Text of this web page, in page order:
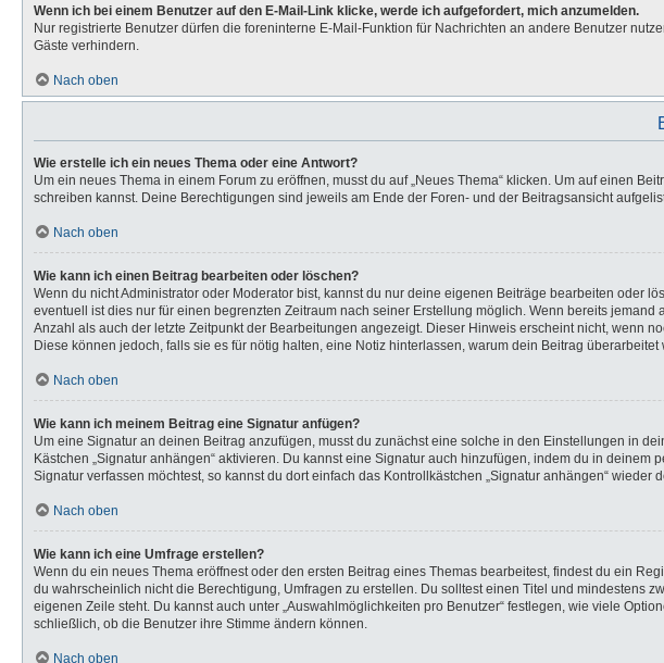
Wenn ich bei einem Benutzer auf den E-Mail-Link klicke, werde ich aufgefordert, mich anzumelden.
Nur registrierte Benutzer dürfen die foreninterne E-Mail-Funktion für Nachrichten an andere Benutzer
Gäste verhindern.
Nach oben
Wie erstelle ich ein neues Thema oder eine Antwort?
Um ein neues Thema in einem Forum zu eröffnen, musst du auf „Neues Thema“ klicken. Um auf einen
schreiben kannst. Deine Berechtigungen sind jeweils am Ende der Foren- und der Beitragsansicht
Nach oben
Wie kann ich einen Beitrag bearbeiten oder löschen?
Wenn du nicht Administrator oder Moderator bist, kannst du nur deine eigenen Beiträge bearbeiten oder
eventuell ist dies nur für einen begrenzten Zeitraum nach seiner Erstellung möglich. Wenn bereits
Anzahl als auch der letzte Zeitpunkt der Bearbeitungen angezeigt. Dieser Hinweis erscheint nicht, wenn
Diese können jedoch, falls sie es für nötig halten, eine Notiz hinterlassen, warum dein Beitrag
Nach oben
Wie kann ich meinem Beitrag eine Signatur anfügen?
Um eine Signatur an deinen Beitrag anzufügen, musst du zunächst eine solche in den Einstellungen in
Kästchen „Signatur anhängen“ aktivieren. Du kannst eine Signatur auch hinzufügen, indem du in
Signatur verfassen möchtest, so kannst du dort einfach das Kontrollkästchen „Signatur anhängen“ wieder
Nach oben
Wie kann ich eine Umfrage erstellen?
Wenn du ein neues Thema eröffnest oder den ersten Beitrag eines Themas bearbeitest, findest du ein
du wahrscheinlich nicht die Berechtigung, Umfragen zu erstellen. Du solltest einen Titel und mindestens
eigenen Zeile steht. Du kannst auch unter „Auswahlmöglichkeiten pro Benutzer“ festlegen, wie viele
schließlich, ob die Benutzer ihre Stimme ändern können.
Nach oben